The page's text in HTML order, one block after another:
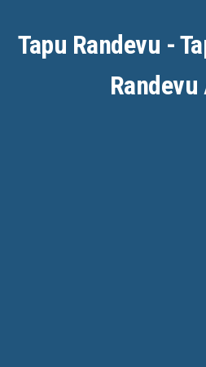
Tapu Randevu -
Randevu